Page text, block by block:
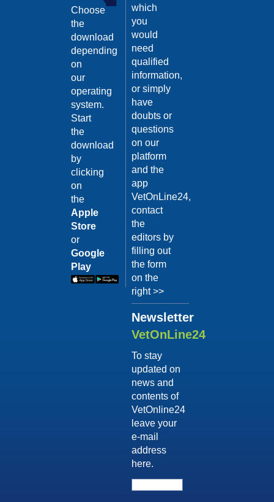
Choose
the
download
depending
on
our
operating
system.
Start
the
download
by
clicking
on
the
Apple
Store
or
Google
Play
which
you
would
need
qualified
information,
or simply
have
doubts or
questions
on our
platform
and the
app
VetOnLine24,
contact
the
editors by
filling out
the form
on the
right >>
Newsletter
VetOnLine24
To stay
updated on
news and
contents of
VetOnline24
leave your
e-mail
address
here.